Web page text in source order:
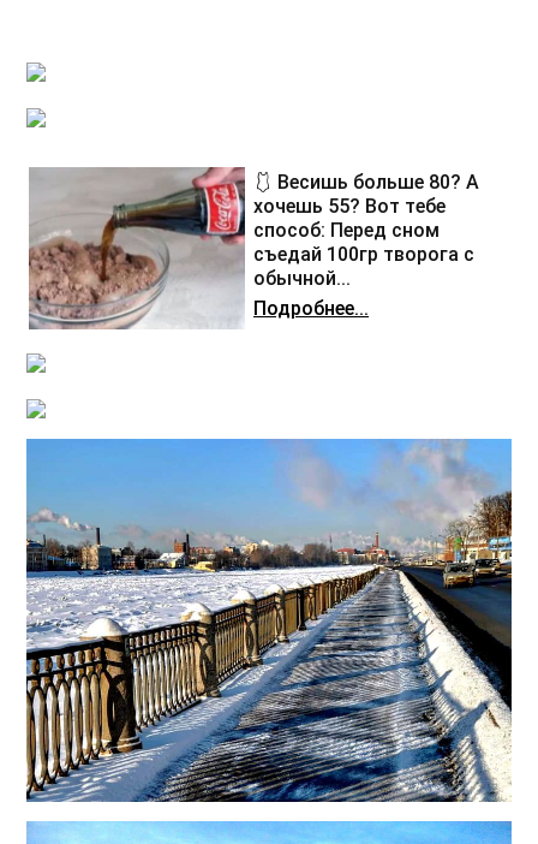
🩱 Весишь больше 80? А
хочешь 55? Вот тебе
способ: Перед сном
съедай 100гр творога с
обычной...
Подробнее...